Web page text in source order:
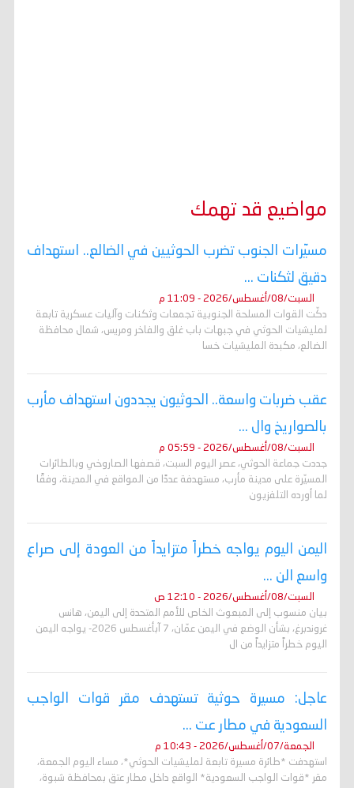
مواضيع قد تهمك
مسيّرات الجنوب تضرب الحوثيين في الضالع.. استهداف
دقيق لثكنات ...
السبت/08/أغسطس/2026 - 11:09 م
دكّت القوات المسلحة الجنوبية تجمعات وثكنات وآليات عسكرية تابعة
لمليشيات الحوثي في جبهات باب غلق والفاخر ومريس، شمال محافظة
الضالع، مكبدة المليشيات خسا
عقب ضربات واسعة.. الحوثيون يجددون استهداف مأرب
بالصواريخ وال ...
السبت/08/أغسطس/2026 - 05:59 م
جددت جماعة الحوثي، عصر اليوم السبت، قصفها الصاروخي وبالطائرات
المسيّرة على مدينة مأرب، مستهدفة عددًا من المواقع في المدينة، وفقًا
لما أورده التلفزيون
اليمن اليوم يواجه خطراً متزايداً من العودة إلى صراع
واسع الن ...
السبت/08/أغسطس/2026 - 12:10 ص
بيان منسوب إلى المبعوث الخاص للأمم المتحدة إلى اليمن، هانس
غروندبرغ، بشأن الوضع في اليمن عمّان، 7 آبأغسطس 2026- يواجه اليمن
اليوم خطراً متزايداً من ال
عاجل: مسيرة حوثية تستهدف مقر قوات الواجب
السعودية في مطار عت ...
الجمعة/07/أغسطس/2026 - 10:43 م
استهدفت *طائرة مسيرة تابعة لمليشيات الحوثي*، مساء اليوم الجمعة،
مقر *قوات الواجب السعودية* الواقع داخل مطار عتق بمحافظة شبوة،